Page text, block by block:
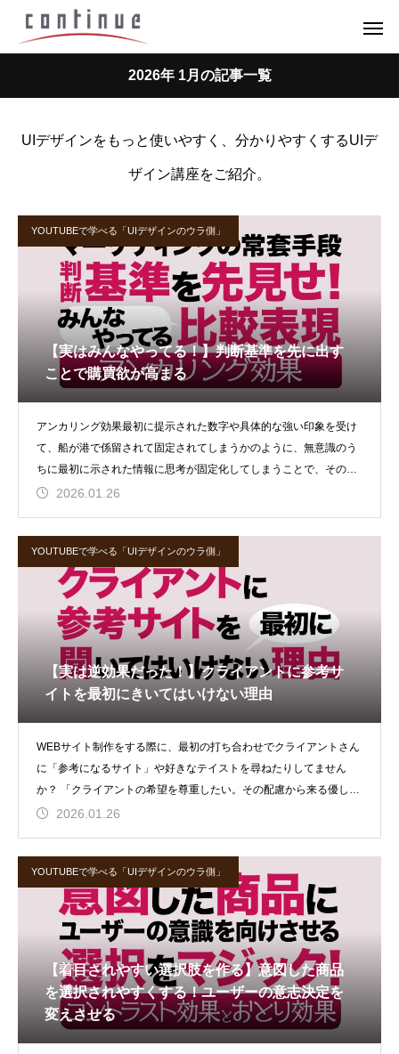
2026年 1月の記事一覧
UIデザインをもっと使いやすく、分かりやすくするUIデ
ザイン講座をご紹介。
YOUTUBEで学べる「UIデザインのウラ側」
【実はみんなやってる！】判断基準を先に出す
ことで購買欲が高まる
アンカリング効果最初に提示された数字や具体的な強い印象を受け
て、船が港で係留されて固定されてしまうかのように、無意識のう
ちに最初に示された情報に思考が固定化してしまうことで、その後
に受ける情報や
2026.01.26
YOUTUBEで学べる「UIデザインのウラ側」
【実は逆効果だった！】クライアントに参考サ
イトを最初にきいてはいけない理由
WEBサイト制作をする際に、最初の打ち合わせでクライアントさん
に「参考になるサイト」や好きなテイストを尋ねたりしてません
か？ 「クライアントの希望を尊重したい。その配慮から来る優しさ
は信頼関係を築く
2026.01.26
YOUTUBEで学べる「UIデザインのウラ側」
【着目されやすい選択肢を作る】意図した商品
を選択されやすくする！ユーザーの意志決定を
変えさせる